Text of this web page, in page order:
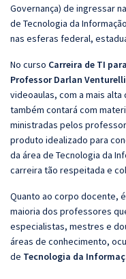
Governança) de ingressar
de Tecnologia da
nas esferas federal,
No curso Carreira de TI
Professor Darlan Venturelli
videoaulas, com a mais
também contará com
ministradas pelos
produto idealizado para
da área de Tecnologia da
carreira tão respeitada e
Quanto ao corpo docente,
maioria dos professores
especialistas, mestres e
áreas de conhecimento,
de Tecnologia da